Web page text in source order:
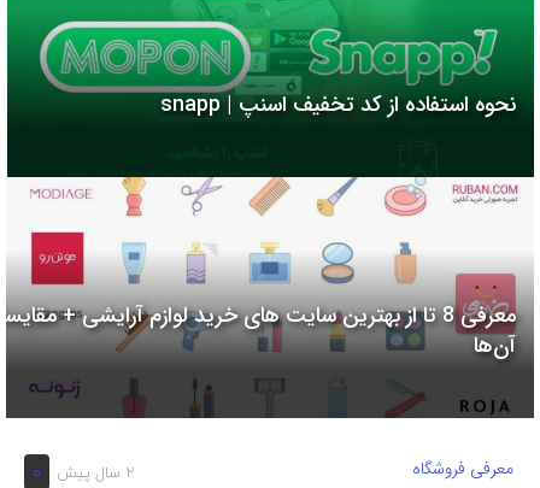
دوستان
خود
به
بگذارید.
لینک
نحوه استفاده از کد تخفیف اسنپ | snapp
معرفی 8 تا از بهترین سایت های خرید لوازم آرایشی +
آن‌ها
2 سال پیش 0 معرفی فروشگاه